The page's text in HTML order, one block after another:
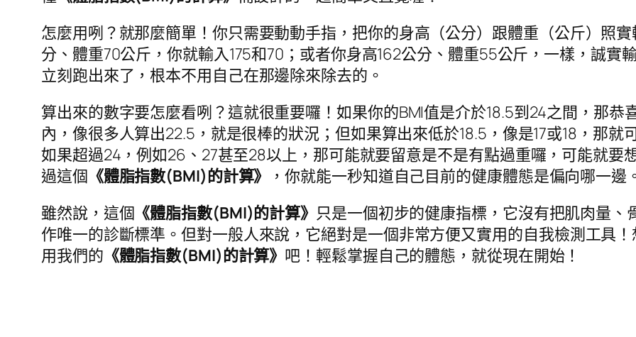
怎麼用咧？就那麼簡單！你只需要動動手指，把你的身高（公分）跟體重（公斤）照
分、體重70公斤，你就輸入175和70；或者你身高162公分、體重55公斤，一樣，誠實
立刻跑出來了，根本不用自己在那邊除來除去的。
算出來的數字要怎麼看咧？這就很重要囉！如果你的BMI值是介於18.5到24之間，那
內，像很多人算出22.5，就是很棒的狀況；但如果算出來低於18.5，像是17或18，那
如果超過24，例如26、27甚至28以上，那可能就要留意是不是有點過重囉，可能就要
過這個 《體脂指數(BMI)的計算》 ，你就能一秒知道自己目前的健康體態是偏向哪一邊
雖然說，這個 《體脂指數(BMI)的計算》 只是一個初步的健康指標，它沒有把肌肉量
作唯一的診斷標準。但對一般人來說，它絕對是一個非常方便又實用的自我檢測工具
用我們的 《體脂指數(BMI)的計算》 吧！輕鬆掌握自己的體態，就從現在開始！